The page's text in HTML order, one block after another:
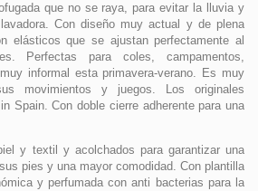
que no se raya, para evitar la lluvia y
Con diseño muy actual y de plena
elásticos que se ajustan perfectamente al
Perfectas para coles, campamentos,
informal esta primavera-verano. Es muy
movimientos y juegos. Los originales
Spain. Con doble cierre adherente para una
y textil y acolchados para garantizar una
pies y una mayor comodidad. Con plantilla
y perfumada con anti bacterias para la